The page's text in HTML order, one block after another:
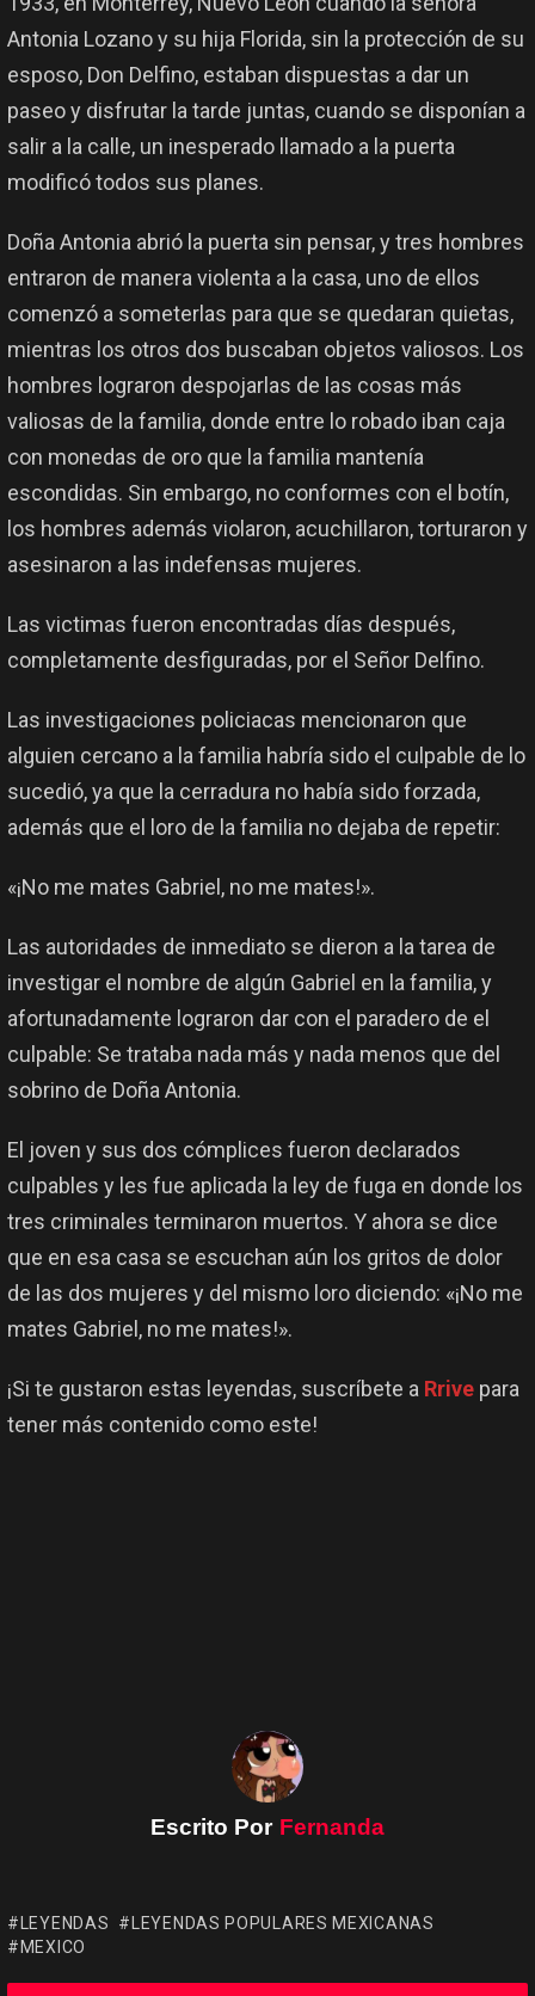
Antonia Lozano y su hija Florida, sin la protección de su
esposo, Don Delfino, estaban dispuestas a dar un
paseo y disfrutar la tarde juntas, cuando se disponían a
salir a la calle, un inesperado llamado a la puerta
modificó todos sus planes.
Doña Antonia abrió la puerta sin pensar, y tres hombres
entraron de manera violenta a la casa, uno de ellos
comenzó a someterlas para que se quedaran quietas,
mientras los otros dos buscaban objetos valiosos. Los
hombres lograron despojarlas de las cosas más
valiosas de la familia, donde entre lo robado iban caja
con monedas de oro que la familia mantenía
escondidas. Sin embargo, no conformes con el botín,
los hombres además violaron, acuchillaron, torturaron y
asesinaron a las indefensas mujeres.
Las victimas fueron encontradas días después,
completamente desfiguradas, por el Señor Delfino.
Las investigaciones policiacas mencionaron que
alguien cercano a la familia habría sido el culpable de lo
sucedió, ya que la cerradura no había sido forzada,
además que el loro de la familia no dejaba de repetir:
«¡No me mates Gabriel, no me mates!».
Las autoridades de inmediato se dieron a la tarea de
investigar el nombre de algún Gabriel en la familia, y
afortunadamente lograron dar con el paradero de el
culpable: Se trataba nada más y nada menos que del
sobrino de Doña Antonia.
El joven y sus dos cómplices fueron declarados
culpables y les fue aplicada la ley de fuga en donde los
tres criminales terminaron muertos. Y ahora se dice
que en esa casa se escuchan aún los gritos de dolor
de las dos mujeres y del mismo loro diciendo: «¡No me
mates Gabriel, no me mates!».
¡Si te gustaron estas leyendas, suscríbete a Rrive para
tener más contenido como este!
Escrito Por Fernanda
LEYENDAS
LEYENDAS POPULARES MEXICANAS
MEXICO